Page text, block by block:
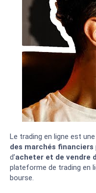
Le trading en ligne est
des marchés financiers
d’acheter et de vendre
plateforme de trading en
bourse.